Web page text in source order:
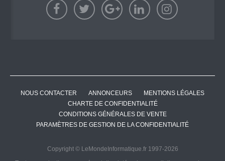
NOUS CONTACTER ANNONCEURS
MENTIONS LÉGALES
CHARTE DE CONFIDENTIALITÉ
CONDITIONS GÉNÉRALES DE VENTE
PARAMÈTRES DE GESTION DE LA CONFIDENTIALITÉ
Copyright © LeMondeInformatique.fr 1997-2026